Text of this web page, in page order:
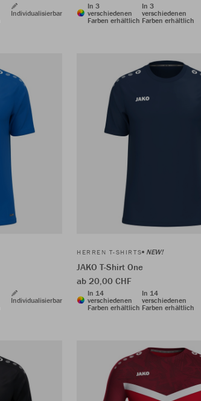
Individualisierbar
In 3
verschiedenen
Farben erhältlich
In 3
verschiedenen
Farben erhältlich
Individualisierbar
HERREN T-SHIRTS NEW!
JAKO T-Shirt One
ab 20,00 CHF
In 14
verschiedenen
Farben erhältlich
In 14
verschiedenen
Farben erhältlich